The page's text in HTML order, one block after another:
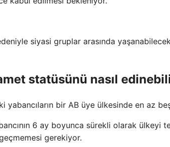
siyasi gruplar arasında
statüsünü nasıl
bir AB üye ülkesinde en az
6 ay boyunca sürekli olarak ülkeyi
gerekiyor.